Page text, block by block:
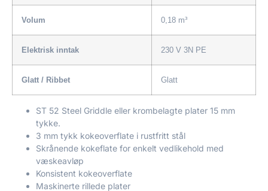
Volum 0,18 m³
Elektrisk inntak 230 V 3N PE
Glatt / Ribbet Glatt
ST 52 Steel Griddle eller krombelagte plater 15 mm
tykke.
3 mm tykk kokeoverflate i rustfritt stål
Skrånende kokeflate for enkelt vedlikehold med
væskeavløp
Konsistent kokeoverflate
Maskinerte rillede plater